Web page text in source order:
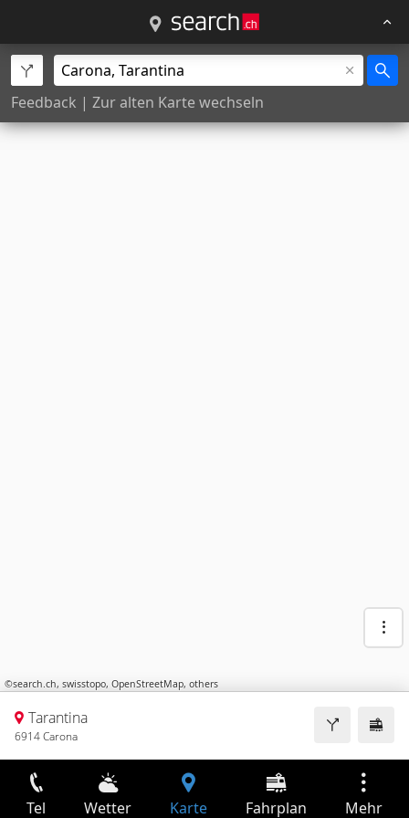
Feedback | Zur alten Karte wechseln
©search.ch, swisstopo, OpenStreetMap, others
Tarantina
6914 Carona
Tel Wetter Karte Fahrplan Mehr